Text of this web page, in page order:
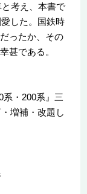
考え、本書で
した。国鉄時
ったか、その
甚である。
・200系』三
増補・改題し